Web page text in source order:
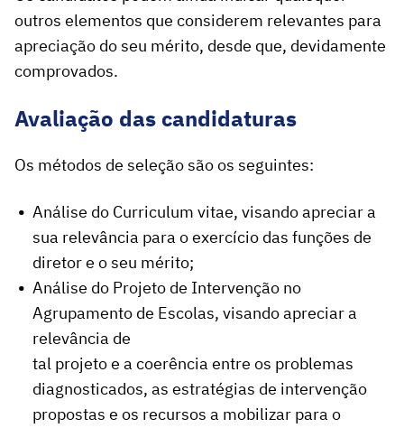
outros elementos que considerem relevantes para
apreciação do seu mérito, desde que, devidamente
comprovados.
Avaliação das candidaturas
Os métodos de seleção são os seguintes:
Análise do Curriculum vitae, visando apreciar a
sua relevância para o exercício das funções de
diretor e o seu mérito;
Análise do Projeto de Intervenção no
Agrupamento de Escolas, visando apreciar a
relevância de
tal projeto e a coerência entre os problemas
diagnosticados, as estratégias de intervenção
propostas e os recursos a mobilizar para o